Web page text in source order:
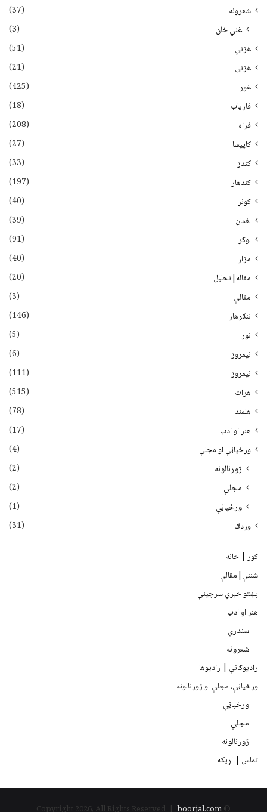
شعرونه
(37)
غني خان
(3)
غزني
(51)
غزنی
(21)
غور
(425)
فاریاب
(18)
فراه
(208)
کاپیسا
(27)
کندز
(33)
کندهار
(197)
کونړ
(40)
لغمان
(39)
لوګر
(91)
مزار
(40)
مقاله|تحلیل
(20)
مقالې
(3)
ننګرهار
(146)
نور
(5)
نيمروز
(6)
نیمروز
(111)
هرات
(515)
هلمند
(78)
هنر او ادب
(17)
ورځپاڼې او مجلې
(4)
ژورنالونه
(2)
مجلې
(2)
ورځپاڼې
(1)
وردګ
(31)
کور | خانه
شننې|مقالې
پښتو خبري سرچينې
هنر او ادب
سندرې
شعرونه
رادیوګانې | رادیوها
ورځپاڼې، مجلې او ژورنالونه
ورځپاڼې
مجلې
ژورنالونه
تماس | اړیکه